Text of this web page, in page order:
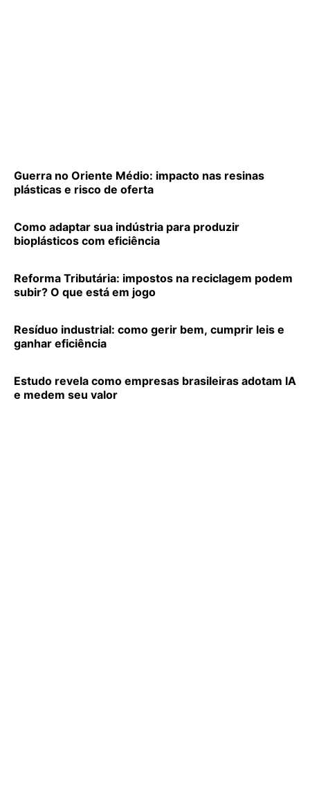
Guerra no Oriente Médio: impacto nas resinas
plásticas e risco de oferta
Como adaptar sua indústria para produzir
bioplásticos com eficiência
Reforma Tributária: impostos na reciclagem podem
subir? O que está em jogo
Resíduo industrial: como gerir bem, cumprir leis e
ganhar eficiência
Estudo revela como empresas brasileiras adotam IA
e medem seu valor